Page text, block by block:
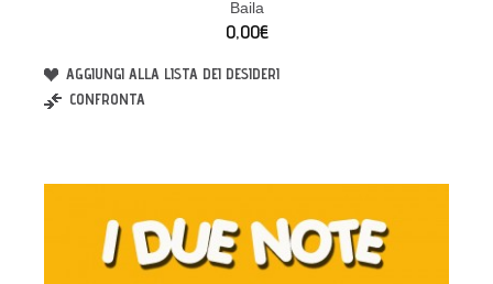
Baila
0,00€
AGGIUNGI ALLA LISTA DEI DESIDERI
CONFRONTA